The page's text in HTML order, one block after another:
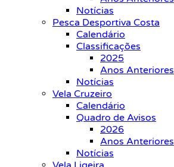
Notícias
Pesca Desportiva Costa
Calendário
Classificações
2025
Anos Anteriores
Notícias
Vela Cruzeiro
Calendário
Quadro de Avisos
2026
Anos Anteriores
Notícias